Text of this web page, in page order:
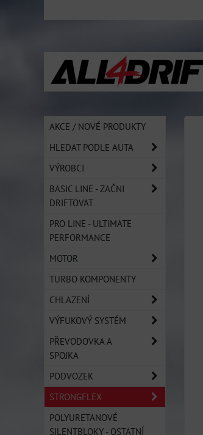
AKCE / NOVÉ PRODUKTY
HLEDAT PODLE AUTA
VÝROBCI
BASIC LINE - ZAČNI
DRIFTOVAT
PRO LINE - ULTIMATE
PERFORMANCE
MOTOR
TURBO KOMPONENTY
CHLAZENÍ
VÝFUKOVÝ SYSTÉM
PŘEVODOVKA A
SPOJKA
PODVOZEK
STRONGFLEX
POLYURETANOVÉ
SILENTBLOKY - OSTATNÍ